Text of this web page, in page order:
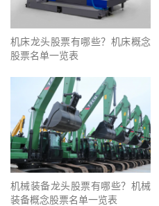
机床龙头股票有哪些？机床概念
股票名单一览表
机械装备龙头股票有哪些？机械
装备概念股票名单一览表